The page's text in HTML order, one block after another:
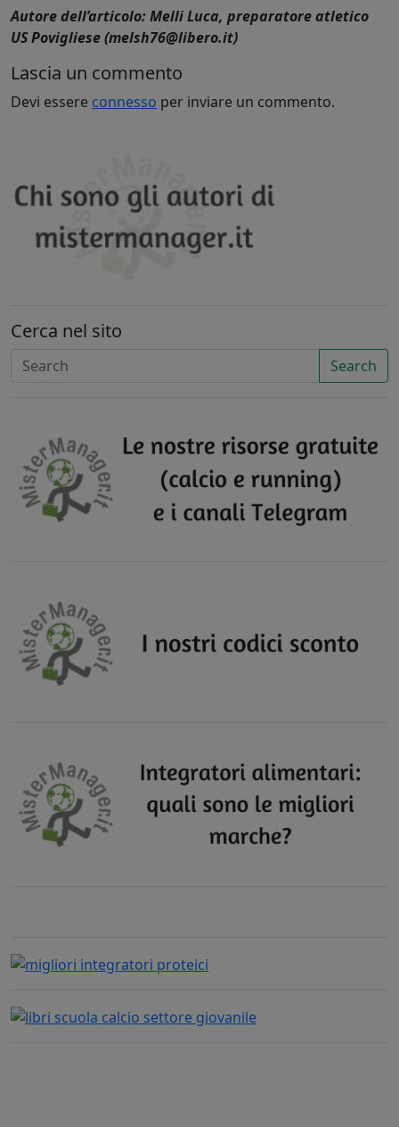
Autore dell’articolo: Melli Luca, preparatore atletico
US Povigliese (melsh76@libero.it)
Lascia un commento
Devi essere connesso per inviare un commento.
Cerca nel sito
Search